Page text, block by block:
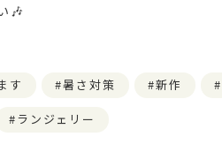
🎶
す 暑さ対策 新作
ランジェリー